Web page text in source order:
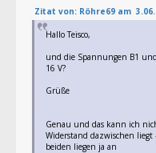
Zitat von: Röhre69 am
Hallo Teisco,
und die Spannungen B1
16 V?
Grüße
Genau und das kann ich
Widerstand dazwischen liegt
beiden liegen ja an